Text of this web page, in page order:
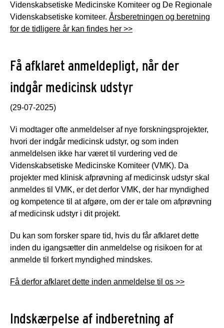
Videnskabsetiske Medicinske Komiteer og De Regionale
Videnskabsetiske komiteer. Årsberetningen og beretning
for de tidligere år kan findes her >>
Få afklaret anmeldepligt, når der
indgår medicinsk udstyr
(29-07-2025)
Vi modtager ofte anmeldelser af nye forskningsprojekter,
hvori der indgår medicinsk udstyr, og som inden
anmeldelsen ikke har været til vurdering ved de
Videnskabsetiske Medicinske Komiteer (VMK). Da
projekter med klinisk afprøvning af medicinsk udstyr skal
anmeldes til VMK, er det derfor VMK, der har myndighed
og kompetence til at afgøre, om der er tale om afprøvning
af medicinsk udstyr i dit projekt.
Du kan som forsker spare tid, hvis du får afklaret dette
inden du igangsætter din anmeldelse og risikoen for at
anmelde til forkert myndighed mindskes.
Få derfor afklaret dette inden anmeldelse til os >>
Indskærpelse af indberetning af